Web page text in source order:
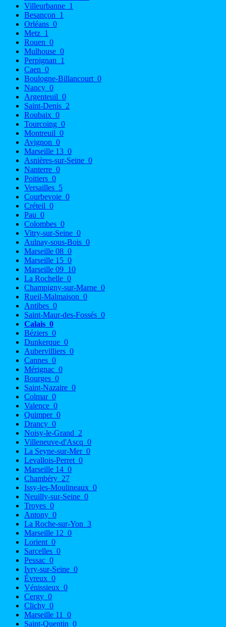
Villeurbanne 1
Besançon 1
Orléans 0
Metz 1
Rouen 0
Mulhouse 0
Perpignan 1
Caen 0
Boulogne-Billancourt 0
Nancy 0
Argenteuil 0
Saint-Denis 2
Roubaix 0
Tourcoing 0
Montreuil 0
Avignon 0
Marseille 13 0
Asnières-sur-Seine 0
Nanterre 0
Poitiers 0
Versailles 5
Courbevoie 0
Créteil 0
Pau 0
Colombes 0
Vitry-sur-Seine 0
Aulnay-sous-Bois 0
Marseille 08 0
Marseille 15 0
Marseille 09 10
La Rochelle 0
Champigny-sur-Marne 0
Rueil-Malmaison 0
Antibes 0
Saint-Maur-des-Fossés 0
Calais 0
Béziers 0
Dunkerque 0
Aubervilliers 0
Cannes 0
Mérignac 0
Bourges 0
Saint-Nazaire 0
Colmar 0
Valence 0
Quimper 0
Drancy 0
Noisy-le-Grand 2
Villeneuve-d'Ascq 0
La Seyne-sur-Mer 0
Levallois-Perret 0
Marseille 14 0
Chambéry 27
Issy-les-Moulineaux 0
Neuilly-sur-Seine 0
Troyes 0
Antony 0
La Roche-sur-Yon 3
Marseille 12 0
Lorient 0
Sarcelles 0
Pessac 0
Ivry-sur-Seine 0
Évreux 0
Vénissieux 0
Cergy 0
Clichy 0
Marseille 11
0
Saint-Quentin 0